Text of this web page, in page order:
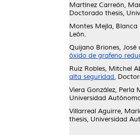
Martínez Carreón,
Doctorado thesis,
Montes Mejía, Blanca
León.
Quijano Briones, José
óxido de grafeno
Ruiz Robles, Mitchel
alta seguridad.
Viera González, Perla
Universidad
Villarreal Aguirre,
thesis, Universidad